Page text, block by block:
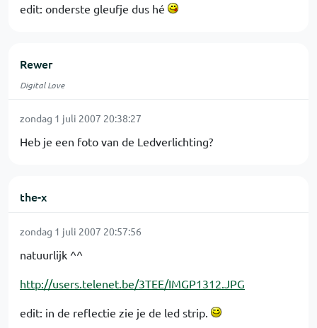
edit: onderste gleufje dus hé
Rewer
Digital Love
zondag 1 juli 2007 20:38:27
Heb je een foto van de Ledverlichting?
the-x
zondag 1 juli 2007 20:57:56
natuurlijk ^^
http://users.telenet.be/3TEE/IMGP1312.JPG
edit: in de reflectie zie je de led strip.